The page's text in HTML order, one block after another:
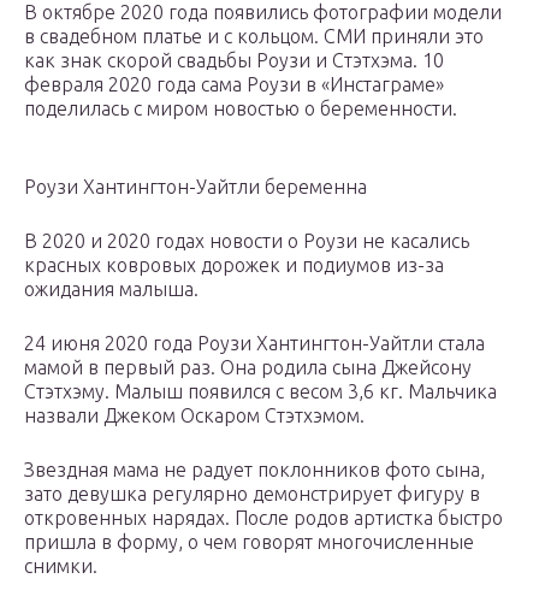
В октябре 2020 года появились фотографии модели
в свадебном платье и с кольцом. СМИ приняли это
как знак скорой свадьбы Роузи и Стэтхэма. 10
февраля 2020 года сама Роузи в «Инстаграме»
поделилась с миром новостью о беременности.
Роузи Хантингтон-Уайтли беременна
В 2020 и 2020 годах новости о Роузи не касались
красных ковровых дорожек и подиумов из-за
ожидания малыша.
24 июня 2020 года Роузи Хантингтон-Уайтли стала
мамой в первый раз. Она родила сына Джейсону
Стэтхэму. Малыш появился с весом 3,6 кг. Мальчика
назвали Джеком Оскаром Стэтхэмом.
Звездная мама не радует поклонников фото сына,
зато девушка регулярно демонстрирует фигуру в
откровенных нарядах. После родов артистка быстро
пришла в форму, о чем говорят многочисленные
снимки.